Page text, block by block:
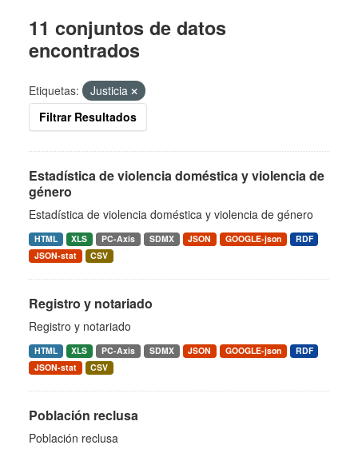
11 conjuntos de datos
encontrados
Etiquetas:
Justicia
Filtrar Resultados
Estadística de violencia doméstica y violencia de
género
Estadística de violencia doméstica y violencia de género
HTML XLS PC-Axis SDMX JSON GOOGLE-json
RDF
JSON-stat
CSV
Registro y notariado
Registro y notariado
HTML XLS PC-Axis SDMX JSON GOOGLE-json
RDF
JSON-stat
CSV
Población reclusa
Población reclusa